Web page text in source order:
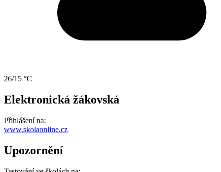
26/15 °C
Elektronická žákovská
Přihlášení na:
www.skolaonline.cz
Upozornění